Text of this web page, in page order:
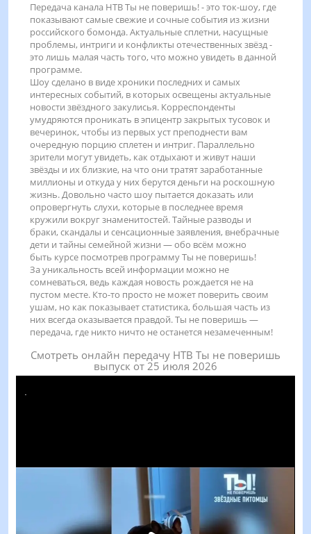
Передача канала НТВ Ты не поверишь! - это ток-шоу, где
показывают самые свежие и сочные события из жизни
российского бомонда. Актуальные сплетни, насущные
проблемы, интриги и конфликты отечественных звёзд-
это лишь малая часть того, что можно увидеть в данной
программе.
Шоу сделано в виде хроники последних и самых
интересных событий, в которыхосвещены актуальные
новости звёздного закулисья. Корреспонденты
умудряются проникать в эпицентр закрытых тусовок и
вечеринок, чтобы из первых уст преподнести вам
очередную порцию сплетен и интриг. Параллельно
зрители могут увидеть, как отдыхают и живут наши
звёзды и их близкие, на что они тратят заработанные
миллионы и откуда у них берутся деньги на роскошную
жизнь. Довольно часто шоу пытается доказать или
опровергнуть слухи, которые в последнее время
кружили вокруг знаменитостей. Тайные разводы и
браки, скандалы и сенсационные заявления, внебрачные
дети и тайны семейной жизни—обо всём можно
быть курсе посмотрев программу Ты не поверишь!
За уникальность всей информации можно не
сомневаться, ведь каждая новость рождается не на
пустом месте. Кто-то просто не может поверить своим
ушам, но как показывает статистика, большая часть из
них всегда оказывается правдой. Ты не поверишь—
передача, где никто ничто не останется незамеченным!
Смотреть онлайн передачу НТВ Ты не поверишь
выпуск от 25 июля 2026